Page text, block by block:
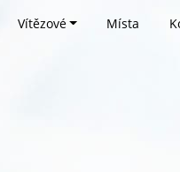
Vítězové Místa